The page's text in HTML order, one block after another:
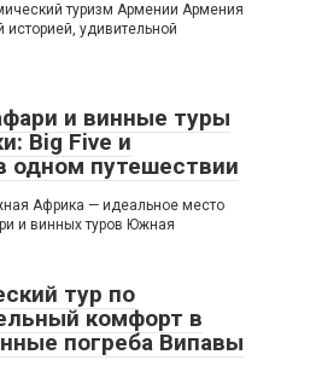
туризм Армении Армения
историей, удивительной
и винные туры
Big Five и
одном путешествии
Африка — идеальное место
и винных туров Южная
тур по
комфорт в
погреба Випавы